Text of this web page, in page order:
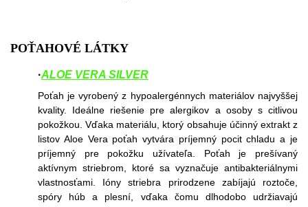
POŤAHOVÉ LÁTKY
·ALOE VERA SILVER
Poťah je vyrobený z hypoalergénnych materiálov najvyššej
kvality. Ideálne riešenie pre alergikov a osoby s citlivou
pokožkou. Vďaka materiálu, ktorý obsahuje účinný extrakt z
listov Aloe Vera poťah vytvára príjemný pocit chladu a je
príjemný pre pokožku užívateľa. Poťah je prešívaný
aktívnym striebrom, ktoré sa vyznačuje antibakteriálnymi
vlastnosťami. Ióny striebra prirodzene zabíjajú roztoče,
spóry húb a plesní, vďaka čomu dlhodobo udržiavajú